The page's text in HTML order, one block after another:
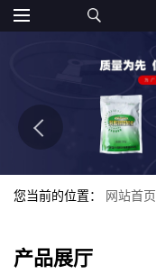
您当前的位置： 网站首页
产品展厅